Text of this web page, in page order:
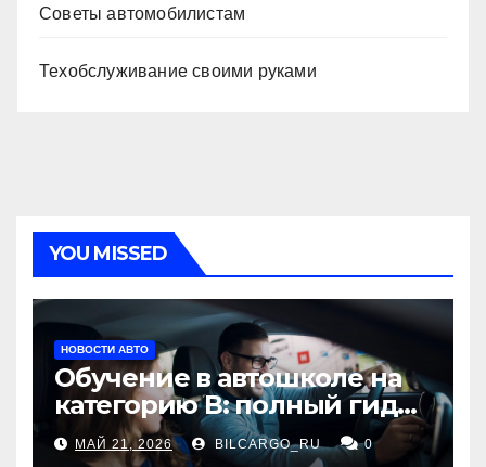
Советы автомобилистам
Техобслуживание своими руками
YOU MISSED
НОВОСТИ АВТО
Обучение в автошколе на
категорию В: полный гид
для будущих водителей
МАЙ 21, 2026 BILCARGO_RU 0